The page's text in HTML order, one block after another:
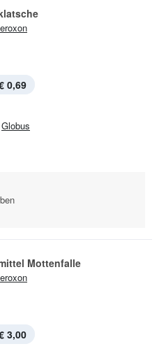
0,69
Globus
Mottenfalle
3,00